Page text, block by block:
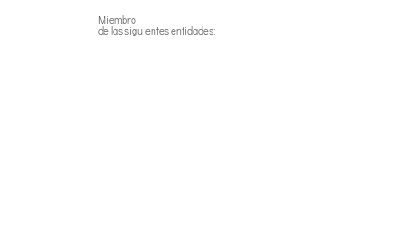
Miembro
de las siguientes entidades: